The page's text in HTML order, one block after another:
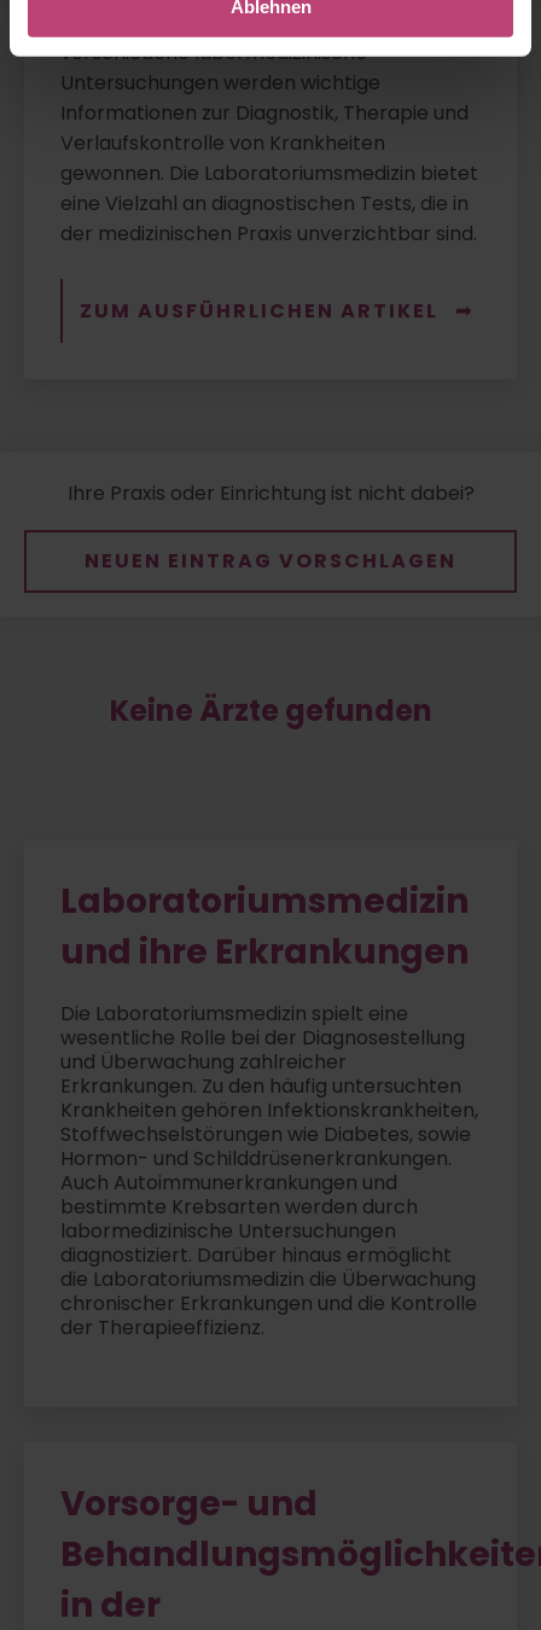
Ablehnen
Gewebeproben beschäftigt. Durch
verschiedene labormedizinische
Untersuchungen werden wichtige
Informationen zur Diagnostik, Therapie und
Verlaufskontrolle von Krankheiten
gewonnen. Die Laboratoriumsmedizin bietet
eine Vielzahl an diagnostischen Tests, die in
der medizinischen Praxis unverzichtbar sind.
ZUM AUSFÜHRLICHEN ARTIKEL
Ihre Praxis oder Einrichtung ist nicht dabei?
NEUEN EINTRAG VORSCHLAGEN
Keine Ärzte gefunden
Laboratoriumsmedizin
und ihre Erkrankungen
Die Laboratoriumsmedizin spielt eine
wesentliche Rolle bei der Diagnosestellung
und Überwachung zahlreicher
Erkrankungen. Zu den häufig untersuchten
Krankheiten gehören Infektionskrankheiten,
Stoffwechselstörungen wie Diabetes, sowie
Hormon- und Schilddrüsenerkrankungen.
Auch Autoimmunerkrankungen und
bestimmte Krebsarten werden durch
labormedizinische Untersuchungen
diagnostiziert. Darüber hinaus ermöglicht
die Laboratoriumsmedizin die Überwachung
chronischer Erkrankungen und die Kontrolle
der Therapieeffizienz.
Vorsorge- und
in der